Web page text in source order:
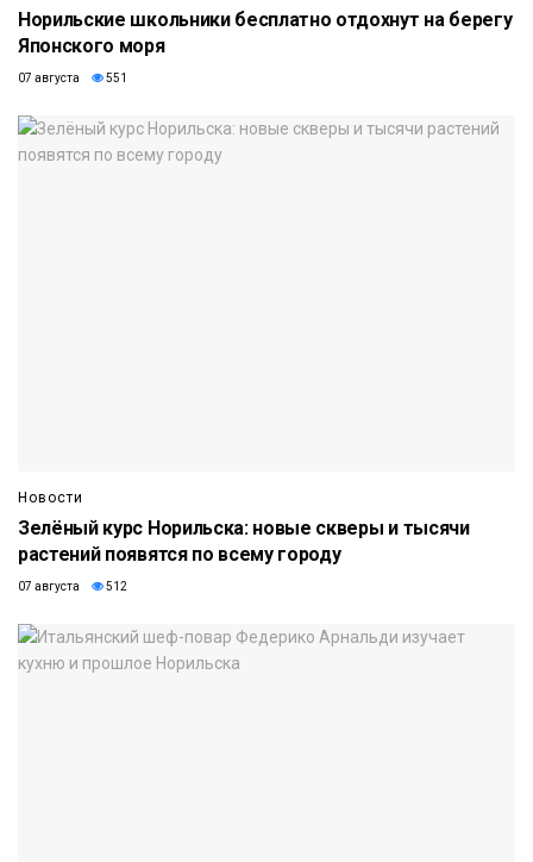
Норильские школьники бесплатно отдохнут на берегу
Японского моря
07 августа 551
Новости
Зелёный курс Норильска: новые скверы и тысячи
растений появятся по всему городу
07 августа 512